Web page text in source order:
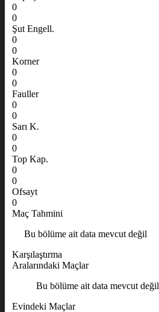
0
0
Şut Engell.
0
0
Korner
0
0
Fauller
0
0
Sarı K.
0
0
Top Kap.
0
0
Ofsayt
0
Maç Tahmini
Bu bölüme ait data mevcut değil
Karşılaştırma
Aralarındaki Maçlar
Bu bölüme ait data mevcut değil
Evindeki Maçlar